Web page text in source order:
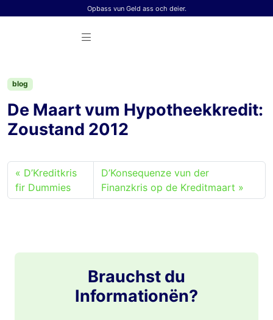
Opbass vun Geld ass och deier.
blog
De Maart vum Hypotheekkredit:
Zoustand 2012
D’Kreditkris
fir Dummies
D’Konsequenze vun der
Finanzkris op de Kreditmaart
Brauchst du
Informationën?